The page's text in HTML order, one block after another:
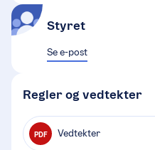
Styret
Se e-post
Regler og vedtekter
PDF Vedtekter